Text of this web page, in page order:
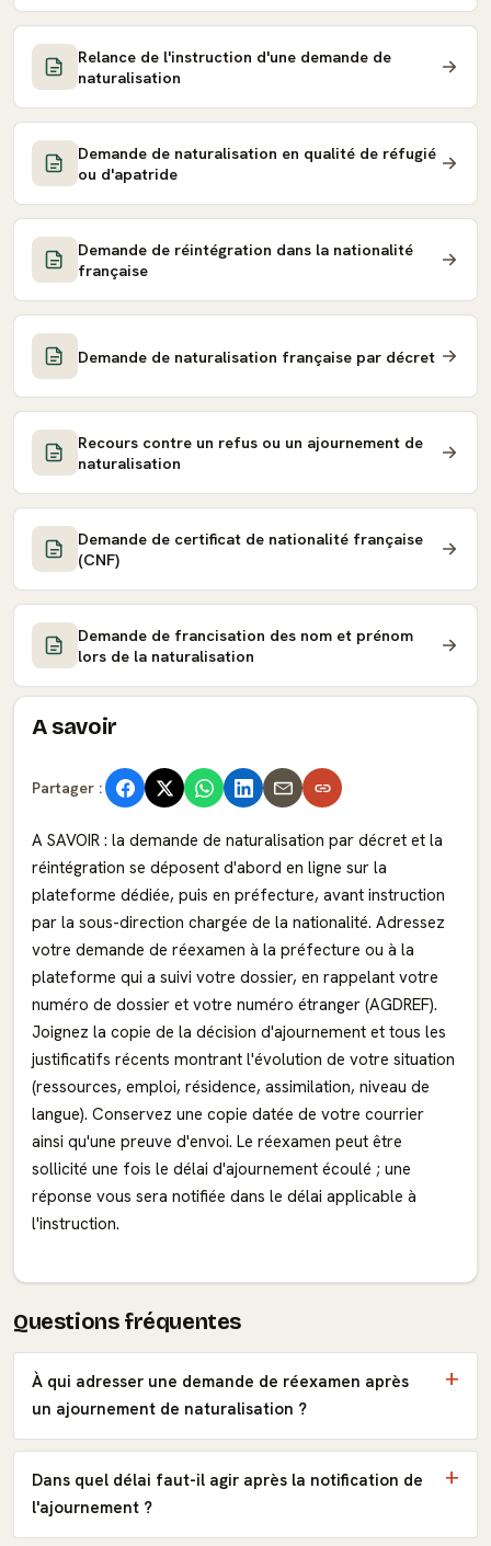
Relance de l'instruction d'une demande de
naturalisation
Demande de naturalisation en qualité de réfugié
ou d'apatride
Demande de réintégration dans la nationalité
française
Demande de naturalisation française par décret
Recours contre un refus ou un ajournement de
naturalisation
Demande de certificat de nationalité française
(CNF)
Demande de francisation des nom et prénom
lors de la naturalisation
A savoir
Partager :
A SAVOIR : la demande de naturalisation par décret et la
réintégration se déposent d'abord en ligne sur la
plateforme dédiée, puis en préfecture, avant instruction
par la sous-direction chargée de la nationalité. Adressez
votre demande de réexamen à la préfecture ou à la
plateforme qui a suivi votre dossier, en rappelant votre
numéro de dossier et votre numéro étranger (AGDREF).
Joignez la copie de la décision d'ajournement et tous les
justificatifs récents montrant l'évolution de votre situation
(ressources, emploi, résidence, assimilation, niveau de
langue). Conservez une copie datée de votre courrier
ainsi qu'une preuve d'envoi. Le réexamen peut être
sollicité une fois le délai d'ajournement écoulé ; une
réponse vous sera notifiée dans le délai applicable à
l'instruction.
Questions fréquentes
À qui adresser une demande de réexamen après
un ajournement de naturalisation ?
Dans quel délai faut-il agir après la notification de
l'ajournement ?